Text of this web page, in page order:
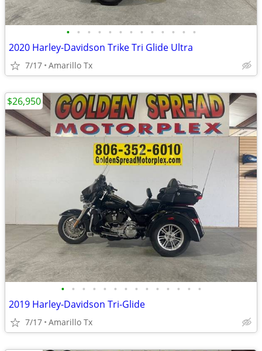
• • • • • • • • • • • • •
2020 Harley-Davidson Trike Tri Glide Ultra
7/17 Amarillo Tx
• • • • • • • • • • • • • •
2019 Harley-Davidson Tri-Glide
7/17 Amarillo Tx
$26,950